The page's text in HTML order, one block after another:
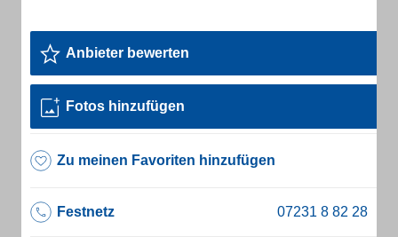
Anbieter bewerten
Fotos hinzufügen
Zu meinen Favoriten hinzufügen
Festnetz